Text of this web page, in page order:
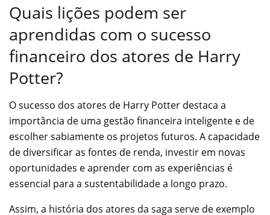
Quais lições podem ser
aprendidas com o sucesso
financeiro dos atores de Harry
Potter?
O sucesso dos atores de Harry Potter destaca a
importância de uma gestão financeira inteligente e de
escolher sabiamente os projetos futuros. A capacidade
de diversificar as fontes de renda, investir em novas
oportunidades e aprender com as experiências é
essencial para a sustentabilidade a longo prazo.
Assim, a história dos atores da saga serve de exemplo